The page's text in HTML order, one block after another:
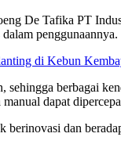
De Tafika PT
penggunaannya.
di Kebun
berbagai
dapat
dan